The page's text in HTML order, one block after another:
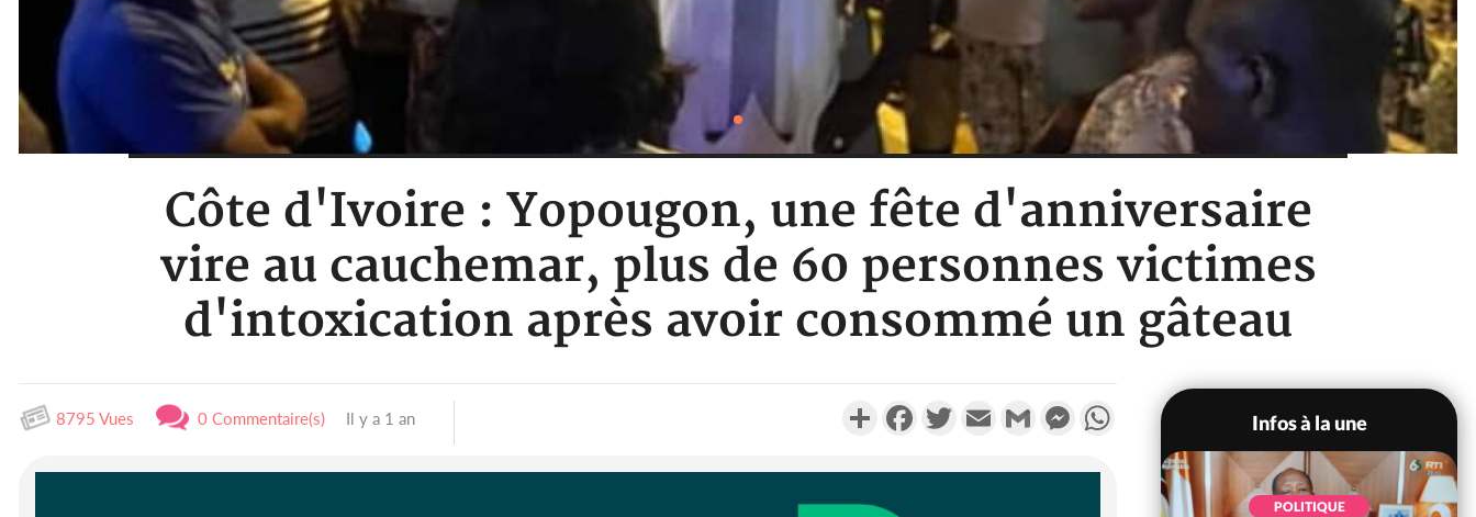
Côte d'Ivoire : Yopougon, une fête d'anniversaire
vire au cauchemar, plus de 60 personnes victimes
d'intoxication après avoir consommé un gâteau
8795 Vues 0 Commentaire(s) Il y a 1 an PartagerFacebookTwitterEmail Gmail MessengerWhatsApp
Infos à la une
POLITIQUE